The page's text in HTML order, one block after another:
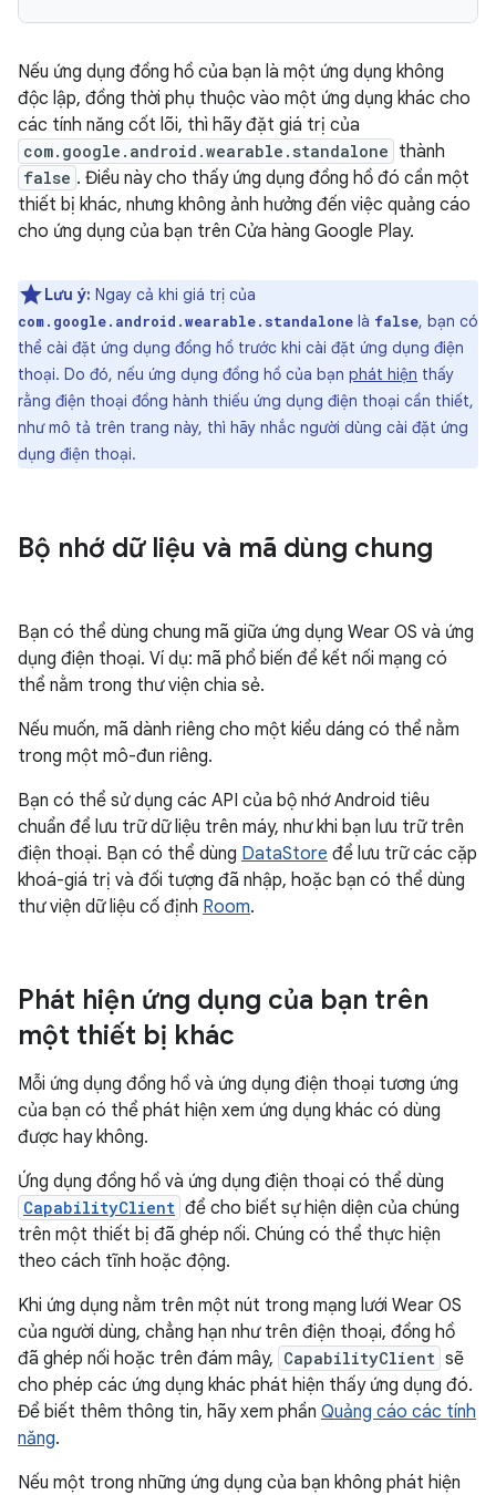
Nếu ứng dụng đồng hồ của bạn là một ứng dụng không
độc lập, đồng thời phụ thuộc vào một ứng dụng khác cho
các tính năng cốt lõi, thì hãy đặt giá trị của
com.google.android.wearable.standalone thành
false . Điều này cho thấy ứng dụng đồng hồ đó cần một
thiết bị khác, nhưng không ảnh hưởng đến việc quảng cáo
cho ứng dụng của bạn trên Cửa hàng Google Play.
Lưu ý: Ngay cả khi giá trị của
com.google.android.wearable.standalone là false, bạn có
thể cài đặt ứng dụng đồng hồ trước khi cài đặt ứng dụng điện
thoại. Do đó, nếu ứng dụng đồng hồ của bạn phát hiện thấy
rằng điện thoại đồng hành thiếu ứng dụng điện thoại cần thiết,
như mô tả trên trang này, thì hãy nhắc người dùng cài đặt ứng
dụng điện thoại.
Bộ nhớ dữ liệu và mã dùng chung
Bạn có thể dùng chung mã giữa ứng dụng Wear OS và ứng
dụng điện thoại. Ví dụ: mã phổ biến để kết nối mạng có
thể nằm trong thư viện chia sẻ.
Nếu muốn, mã dành riêng cho một kiểu dáng có thể nằm
trong một mô-đun riêng.
Bạn có thể sử dụng các API của bộ nhớ Android tiêu
chuẩn để lưu trữ dữ liệu trên máy, như khi bạn lưu trữ trên
điện thoại. Bạn có thể dùng DataStore để lưu trữ các cặp
khoá-giá trị và đối tượng đã nhập, hoặc bạn có thể dùng
thư viện dữ liệu cố định Room.
Phát hiện ứng dụng của bạn trên
một thiết bị khác
Mỗi ứng dụng đồng hồ và ứng dụng điện thoại tương ứng
của bạn có thể phát hiện xem ứng dụng khác có dùng
được hay không.
Ứng dụng đồng hồ và ứng dụng điện thoại có thể dùng
CapabilityClient để cho biết sự hiện diện của chúng
trên một thiết bị đã ghép nối. Chúng có thể thực hiện
theo cách tĩnh hoặc động.
Khi ứng dụng nằm trên một nút trong mạng lưới Wear OS
của người dùng, chẳng hạn như trên điện thoại, đồng hồ
đã ghép nối hoặc trên đám mây, CapabilityClient sẽ
cho phép các ứng dụng khác phát hiện thấy ứng dụng đó.
Để biết thêm thông tin, hãy xem phần Quảng cáo các tính
năng.
Nếu một trong những ứng dụng của bạn không phát hiện